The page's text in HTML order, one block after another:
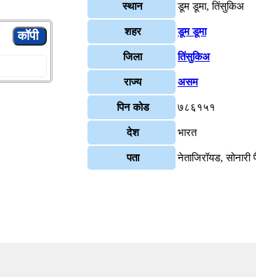
स्थान डूम डूमा, तिंसुकिअ
शहर डूम डूमा
जिला तिंसुकिअ
राज्य असम
पिन कोड ७८६१५१
देश भारत
पता नेताजिरॉयड,